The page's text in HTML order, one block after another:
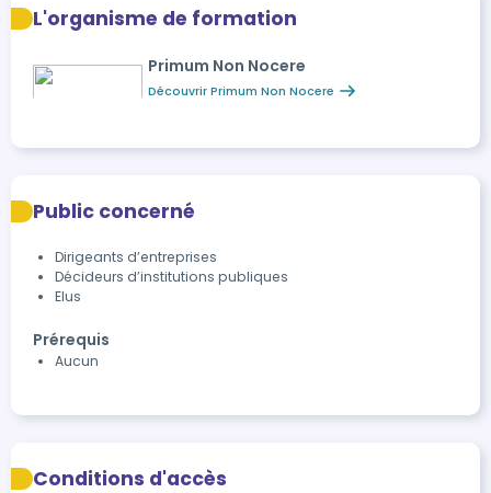
L'organisme de formation
Primum Non Nocere
Découvrir Primum Non Nocere
Public concerné
Dirigeants d’entreprises
Décideurs d’institutions publiques
Elus
Prérequis
Aucun
Conditions d'accès